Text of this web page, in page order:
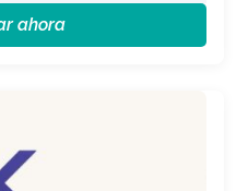
ahora